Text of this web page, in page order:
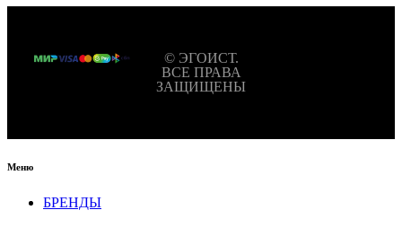
© ЭГОИСТ.
ВСЕ ПРАВА
ЗАЩИЩЕНЫ
Меню
БРЕНДЫ